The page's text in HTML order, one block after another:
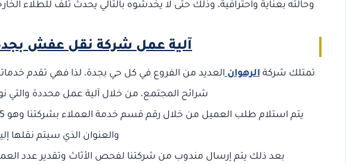
وحالته بعناية واحترافية، وذلك حتى لا يخدشوه بالتالي يحدث تلف للطلاء
آلية عمل شركة نقل عفش
تمتلك شركةالرهوانالعديد من الفروع في كل حي بجدة، لذا فهي تقدم
شرائح المجتمع، من خلال آلية عمل محددة والتي
والعنوان الذي سيتم نقلها
بعد ذلك يتم إرسال مندوب من شركتنا لفحص الأثاث وتقدير عدد